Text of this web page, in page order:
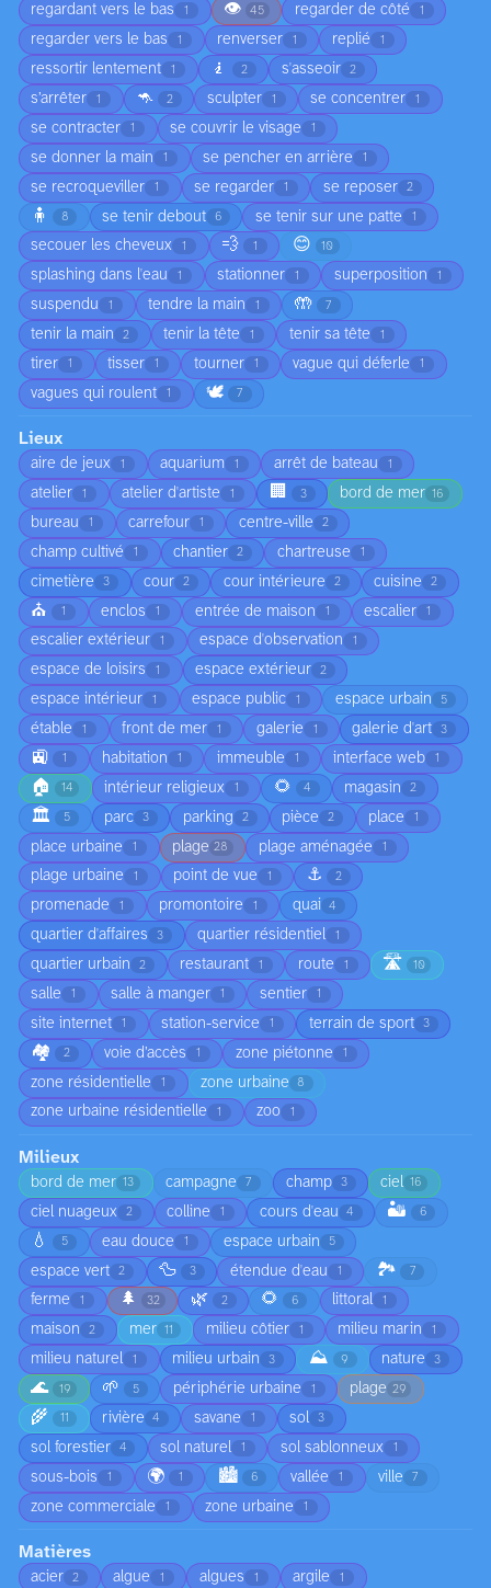
regardant vers le bas 1 👁️ 45 regarder de côté 1
regarder vers le bas 1 renverser 1 replié 1
ressortir lentement 1 🧎 2 s'asseoir 2
s’arrêter 1 🦘 2 sculpter 1 se concentrer 1
se contracter 1 se couvrir le visage 1
se donner la main 1 se pencher en arrière 1
se recroqueviller 1 se regarder 1 se reposer 2
🧍 8 se tenir debout 6 se tenir sur une patte 1
secouer les cheveux 1 💨 1 😊 10
splashing dans l'eau 1 stationner 1 superposition 1
suspendu 1 tendre la main 1 🤲 7
tenir la main 2 tenir la tête 1 tenir sa tête 1
tirer 1 tisser 1 tourner 1 vague qui déferle 1
vagues qui roulent 1 🕊️ 7
Lieux
aire de jeux 1 aquarium 1 arrêt de bateau 1
atelier 1 atelier d'artiste 1 🏢 3 bord de mer 16
bureau 1 carrefour 1 centre-ville 2
champ cultivé 1 chantier 2 chartreuse 1
cimetière 3 cour 2 cour intérieure 2 cuisine 2
⛪ 1 enclos 1 entrée de maison 1 escalier 1
escalier extérieur 1 espace d'observation 1
espace de loisirs 1 espace extérieur 2
espace intérieur 1 espace public 1 espace urbain 5
étable 1 front de mer 1 galerie 1 galerie d'art 3
🚉 1 habitation 1 immeuble 1 interface web 1
🏠 14 intérieur religieux 1 🌻 4 magasin 2
🏛️ 5 parc 3 parking 2 pièce 2 place 1
place urbaine 1 plage 28 plage aménagée 1
plage urbaine 1 point de vue 1 ⚓ 2
promenade 1 promontoire 1 quai 4
quartier d'affaires 3 quartier résidentiel 1
quartier urbain 2 restaurant 1 route 1 🛣️ 10
salle 1 salle à manger 1 sentier 1
site internet 1 station-service 1 terrain de sport 3
🏘️ 2 voie d’accès 1 zone piétonne 1
zone résidentielle 1 zone urbaine 8
zone urbaine résidentielle 1 zoo 1
Milieux
bord de mer 13 campagne 7 champ 3 ciel 16
ciel nuageux 2 colline 1 cours d'eau 4 🏜️ 6
💧 5 eau douce 1 espace urbain 5
espace vert 2 🦆 3 étendue d'eau 1 🏞️ 7
ferme 1 🌲 32 🌿 2 🌻 6 littoral 1
maison 2 mer 11 milieu côtier 1 milieu marin 1
milieu naturel 1 milieu urbain 3 ⛰️ 9 nature 3
🌊 19 🌱 5 périphérie urbaine 1 plage 29
🌾 11 rivière 4 savane 1 sol 3
sol forestier 4 sol naturel 1 sol sablonneux 1
sous-bois 1 🌍 1 🏙️ 6 vallée 1 ville 7
zone commerciale 1 zone urbaine 1
Matières
acier 2 algue 1 algues 1 argile 1